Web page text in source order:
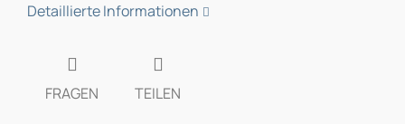
Detaillierte Informationen
FRAGEN TEILEN